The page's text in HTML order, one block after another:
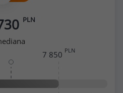
PLN
7 850 PLN